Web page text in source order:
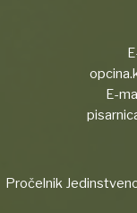
E-
Pročelnik